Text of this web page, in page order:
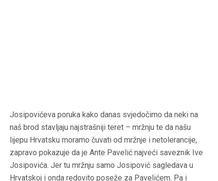
Josipovićeva poruka kako danas svjedočimo da neki na
naš brod stavljaju najstrašniji teret – mržnju te da našu
lijepu Hrvatsku moramo čuvati od mržnje i netolerancije,
zapravo pokazuje da je Ante Pavelić najveći saveznik Ive
Josipovića. Jer tu mržnju samo Josipović sagledava u
Hrvatskoj i onda redovito poseže za Pavelićem. Pa i